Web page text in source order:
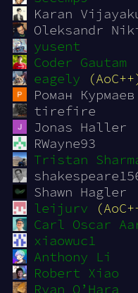
Karan
Oleksandr
yusent
Coder Gautam
eagely
Роман Курмаев
tirefire
Jonas Haller
RWayne93
Tristan
Shawn Hagler
leijurv
Carl Oscar
xiaowuc1
Anthony Li
Robert Xiao
Ryan O’Hara